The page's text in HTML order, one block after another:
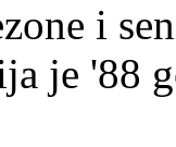
i
je '88